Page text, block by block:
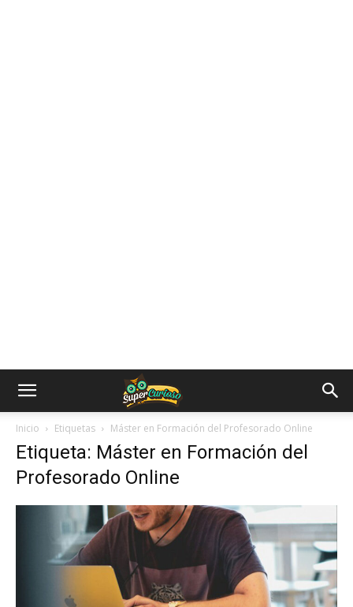
Inicio Etiquetas Máster en Formación del Profesorado Online
Etiqueta: Máster en Formación del
Profesorado Online